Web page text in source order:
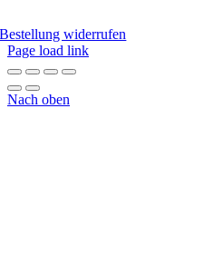
Bestellung widerrufen
Page load link
Nach oben